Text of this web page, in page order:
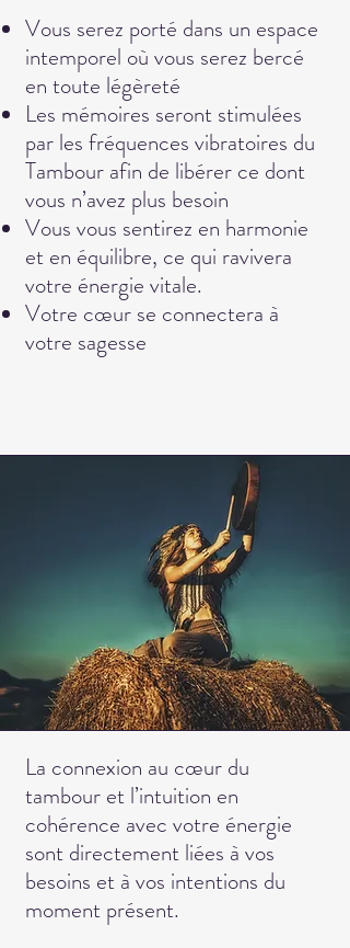
Vous serez porté dans un espace
intemporel où vous serez bercé
en toute légèreté
Les mémoires seront stimulées
par les fréquences vibratoires du
Tambour afin de libérer ce dont
vous n’avez plus besoin
Vous vous sentirez en harmonie
et en équilibre, ce qui ravivera
votre énergie vitale.
Votre cœur se connectera à
votre sagesse
La connexion au cœur du
tambour et l’intuition en
cohérence avec votre énergie
sont directement liées à vos
besoins et à vos intentions du
moment présent.